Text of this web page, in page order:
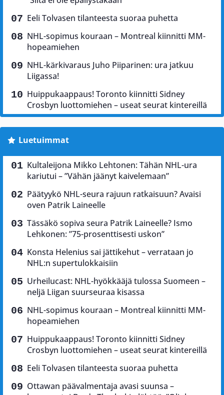
Eeli Tolvasen tilanteesta suoraa puhetta
NHL-sopimus kouraan – Montreal kiinnitti MM-
hopeamiehen
NHL-kärkivaraus Juho Piiparinen: ura jatkuu
Liigassa!
Huippukaappaus! Toronto kiinnitti Sidney
Crosbyn luottomiehen – useat seurat kintereillä
Luetuimmat
Kultaleijona Mikko Lehtonen: Tähän NHL-ura
kariutui – ”Vähän jäänyt kaivelemaan”
Päätyykö NHL-seura rajuun ratkaisuun? Avaisi
oven Patrik Laineelle
Tässäkö sopiva seura Patrik Laineelle? Ismo
Lehkonen: ”75-prosenttisesti uskon”
Konsta Helenius sai jättikehut – verrataan jo
NHL:n supertulokkaisiin
Urheilucast: NHL-hyökkääjä tulossa Suomeen –
neljä Liigan suurseuraa kisassa
NHL-sopimus kouraan – Montreal kiinnitti MM-
hopeamiehen
Huippukaappaus! Toronto kiinnitti Sidney
Crosbyn luottomiehen – useat seurat kintereillä
Eeli Tolvasen tilanteesta suoraa puhetta
Ottawan päävalmentaja avasi suunsa –